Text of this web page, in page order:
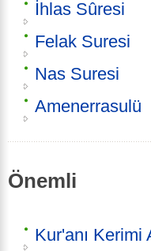
İhlas Sûresi
Felak Suresi
Nas Suresi
Amenerrasulü
Önemli
Kur'anı Kerimi